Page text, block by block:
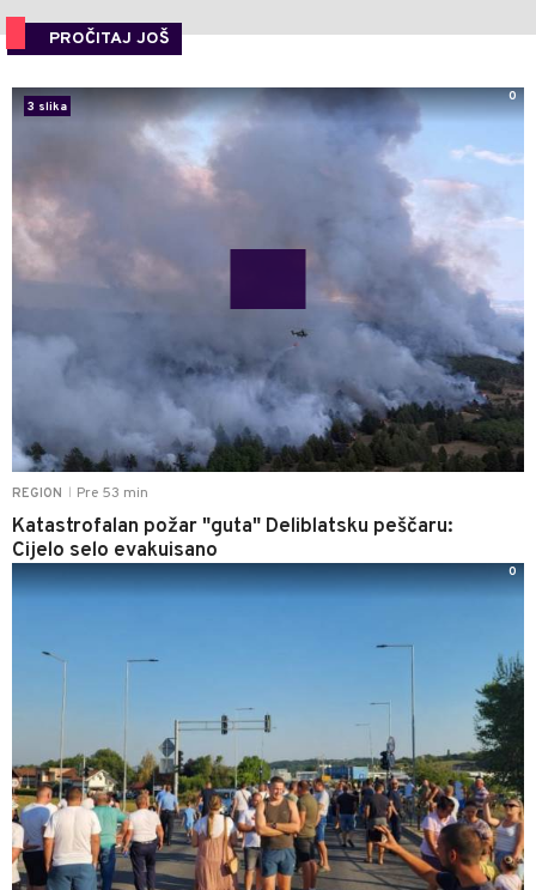
PROČITAJ JOŠ
REGION Pre 53 min
Katastrofalan požar "guta" Deliblatsku peščaru:
Cijelo selo evakuisano
3 slika
0
0